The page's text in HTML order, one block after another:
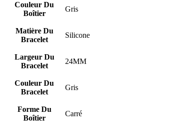
Couleur Du
Boîtier
Gris
Matière Du
Bracelet
Silicone
Largeur Du
Bracelet
24MM
Couleur Du
Bracelet
Gris
Forme Du
Boîtier
Carré